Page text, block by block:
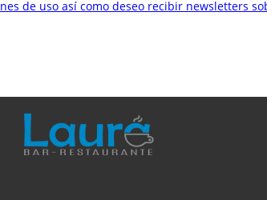
de uso así como deseo recibir newsletters